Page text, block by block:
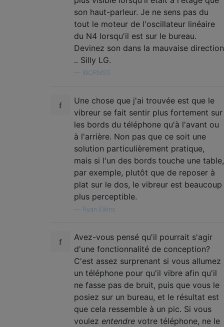
son haut-parleur. Je ne sens pas du
tout le moteur de l'oscillateur linéaire
du N4 lorsqu'il est sur le bureau.
Devinez son dans la mauvaise direction
.. Silly LG.
WORMSS
Une chose que j'ai trouvée est que le
vibreur se fait sentir plus fortement sur
les bords du téléphone qu'à l'avant ou
à l'arrière. Non pas que ce soit une
solution particulièrement pratique,
mais si l'un des bords touche une table,
par exemple, plutôt que de reposer à
plat sur le dos, le vibreur est beaucoup
plus perceptible.
Ryan Elkins
Avez-vous pensé qu'il pourrait s'agir
d'une fonctionnalité de conception?
C'est assez surprenant si vous allumez
un téléphone pour qu'il vibre afin qu'il
ne fasse pas de bruit, puis que vous le
posiez sur un bureau, et le résultat est
que cela ressemble à un pic. Si vous
voulez entendre votre téléphone, ne le